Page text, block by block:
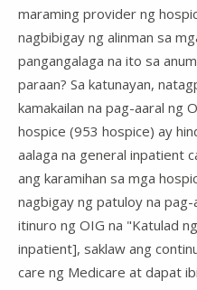
maraming provider ng
nagbibigay ng alinman sa
pangangalaga na ito sa
paraan? Sa katunayan,
kamakailan na pag-aaral ng
hospice (953 hospice) ay
aalaga na general inpatient
ang karamihan sa mga
nagbigay ng patuloy na pag-
itinuro ng OIG na "Katulad
inpatient], saklaw ang
care ng Medicare at dapat